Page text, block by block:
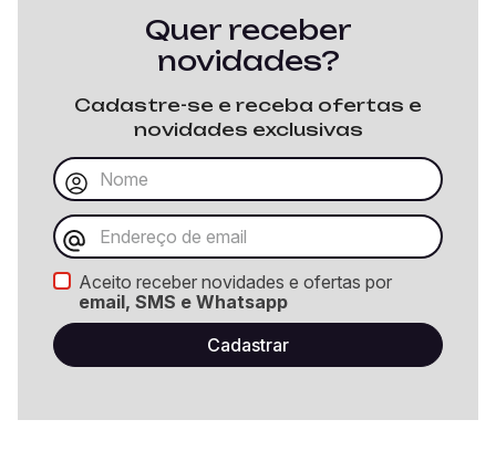
Quer receber
novidades?
Cadastre-se e receba ofertas e
novidades exclusivas
Aceito receber novidades e ofertas por
email, SMS e Whatsapp